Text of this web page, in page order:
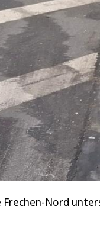
Nord